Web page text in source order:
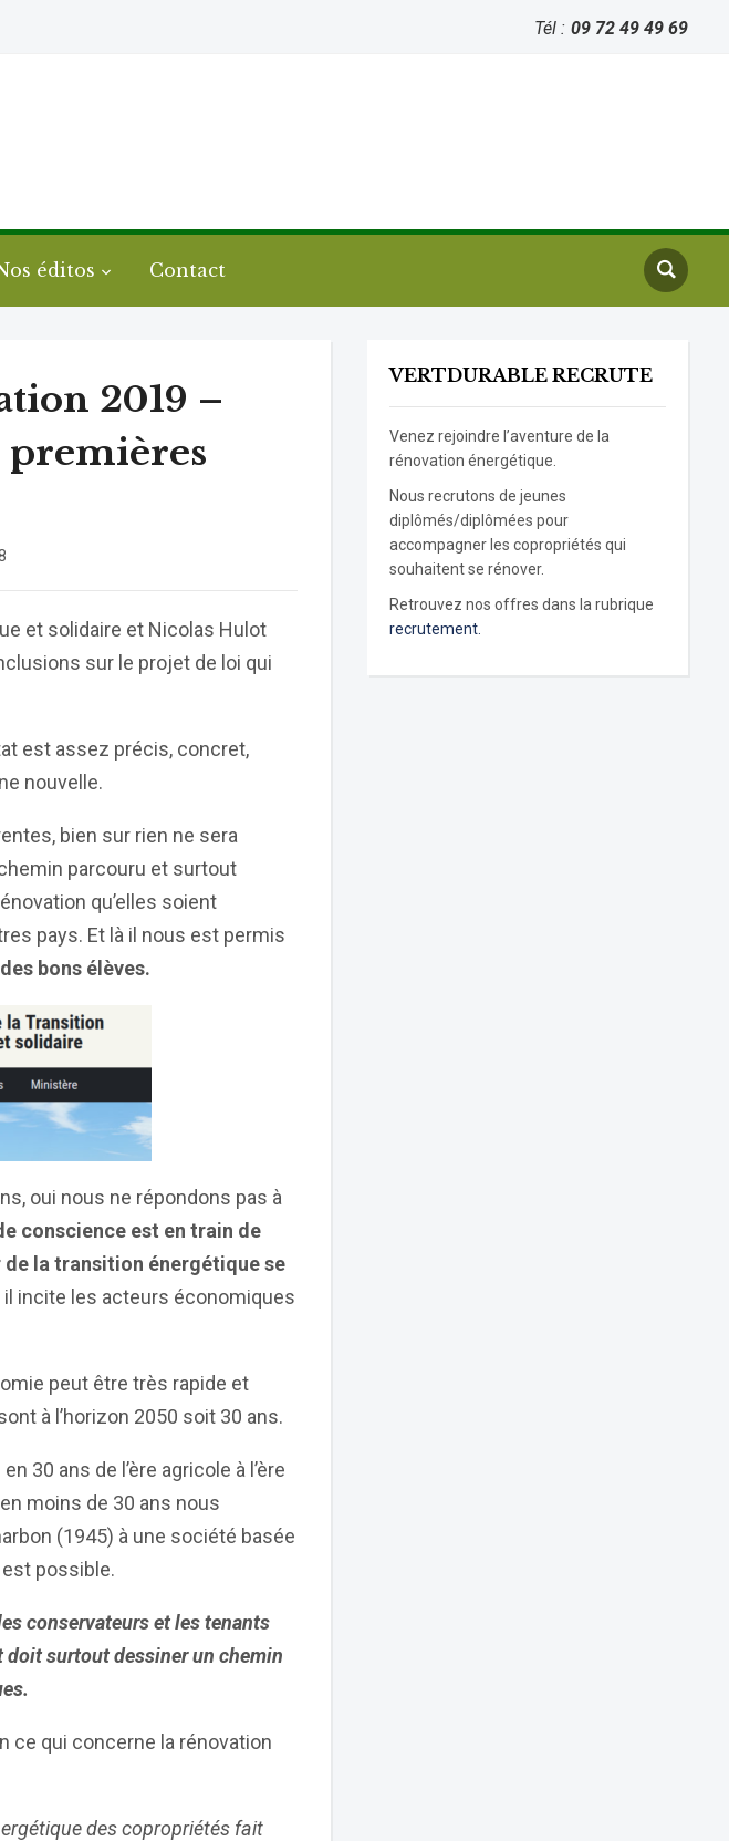
Tél : 09 72 49 49 69
éditos Contact
2019 –
premières
et solidaire et Nicolas Hulot
sur le projet de loi qui
est assez précis, concret,
nouvelle.
bien sur rien ne sera
parcouru et surtout
qu’elles soient
pays. Et là il nous est permis
bons élèves.
oui nous ne répondons pas à
conscience est en train de
de la transition énergétique se
il incite les acteurs économiques
peut être très rapide et
à l’horizon 2050 soit 30 ans.
30 ans de l’ère agricole à l’ère
moins de 30 ans nous
(1945) à une société basée
possible.
conservateurs et les tenants
doit surtout dessiner un chemin
ce qui concerne la rénovation
des copropriétés fait
VERTDURABLE RECRUTE
Venez rejoindre l’aventure de la
rénovation énergétique.
Nous recrutons de jeunes
diplômés/diplômées pour
accompagner les copropriétés qui
souhaitent se rénover.
Retrouvez nos offres dans la rubrique
recrutement.